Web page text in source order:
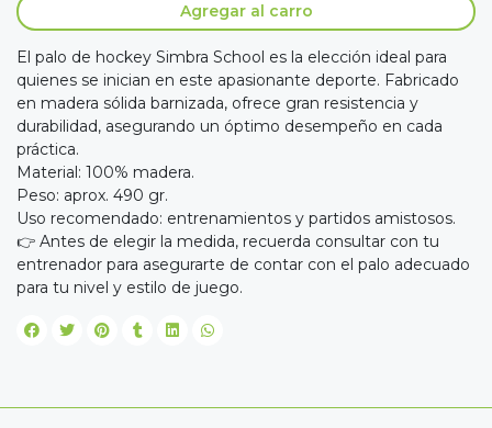
Agregar al carro
El palo de hockey Simbra School es la elección ideal para
quienes se inician en este apasionante deporte. Fabricado
en madera sólida barnizada, ofrece gran resistencia y
durabilidad, asegurando un óptimo desempeño en cada
práctica.
Material: 100% madera.
Peso: aprox. 490 gr.
Uso recomendado: entrenamientos y partidos amistosos.
👉 Antes de elegir la medida, recuerda consultar con tu
entrenador para asegurarte de contar con el palo adecuado
para tu nivel y estilo de juego.